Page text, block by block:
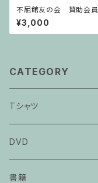
不屈館友の会 賛助会員
¥3,000
CATEGORY
Tシャツ
カメジローTシャツ
辺野古 不屈Tシャツ
DVD
書籍